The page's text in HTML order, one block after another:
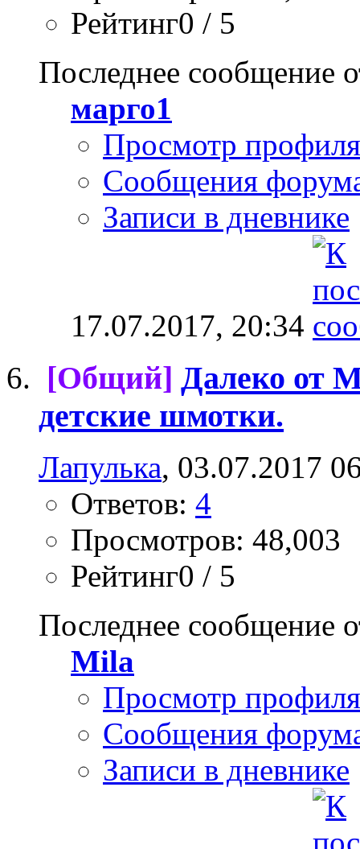
Рейтинг0 / 5
Последнее сообщение
марго1
Просмотр профиля
Сообщения
Записи в дневнике
17.07.2017, 20:34
[Общий] Далеко от
детские шмотки.
Лапулька, 03.07.2017
Ответов: 4
Просмотров: 48,003
Рейтинг0 / 5
Последнее сообщение
Mila
Просмотр профиля
Сообщения
Записи в дневнике